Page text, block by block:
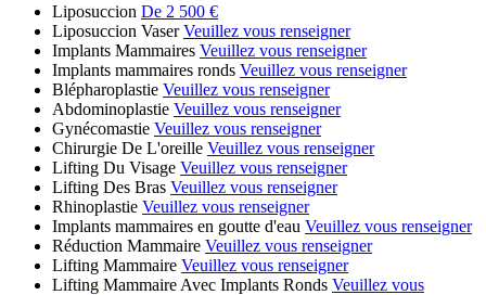
Liposuccion De 2 500 €
Liposuccion Vaser Veuillez vous renseigner
Implants Mammaires Veuillez vous renseigner
Implants mammaires ronds Veuillez vous renseigner
Blépharoplastie Veuillez vous renseigner
Abdominoplastie Veuillez vous renseigner
Gynécomastie Veuillez vous renseigner
Chirurgie De L'oreille Veuillez vous renseigner
Lifting Du Visage Veuillez vous renseigner
Lifting Des Bras Veuillez vous renseigner
Rhinoplastie Veuillez vous renseigner
Implants mammaires en goutte d'eau Veuillez vous renseigner
Réduction Mammaire Veuillez vous renseigner
Lifting Mammaire Veuillez vous renseigner
Lifting Mammaire Avec Implants Ronds Veuillez vous